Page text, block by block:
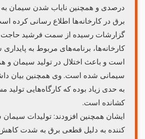
درصدی و همچنین نایاب شدن سیمان
برق در کارخانه‌ها اطلاع رسانی کرده
گزارشات رسیده از سمت فرشید حاجت
کارخانه‌ها، برنامه‌های مربوط به
است و باعث اختلال در تولید سیمان و
سیمانی شده است. وی همچنین بیان
به حدی زیاد بوده که کارگاه‌هایی تولید
کشانده است.
ایشان همچنین افزودند: تولیدات
کننده به دلیل قطعی برق به شدت